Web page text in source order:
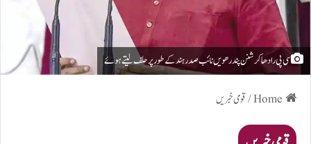
سی پی رادھاکرشنن پندرھویں نائب صدر ہند کے طور پر حلف لیتے ہوئے
/قومی خبریں